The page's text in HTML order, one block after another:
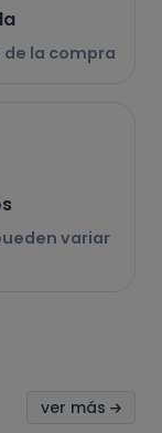
la compra
variar
ver más